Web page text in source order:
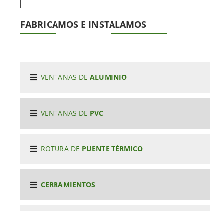
FABRICAMOS E INSTALAMOS
VENTANAS DEALUMINIO
VENTANAS DE PVC
ROTURA DE PUENTE TÉRMICO
CERRAMIENTOS